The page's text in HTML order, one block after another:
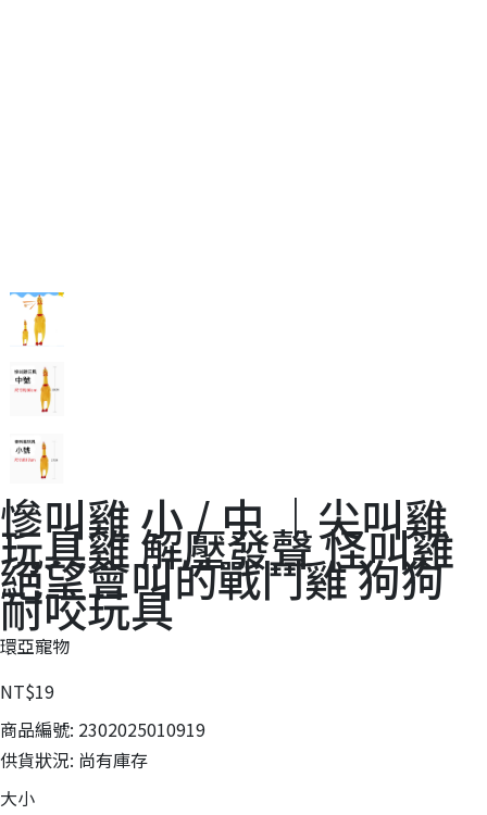
慘叫雞 小 / 中 ｜尖叫雞
玩具雞 解壓發聲 怪叫雞
絕望會叫的戰鬥雞 狗狗
耐咬玩具
環亞寵物
NT$19
商品編號: 2302025010919
供貨狀況: 尚有庫存
大小